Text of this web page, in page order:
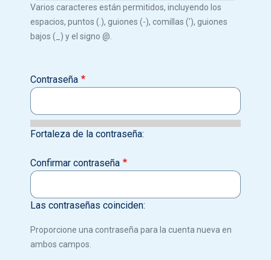
Varios caracteres están permitidos, incluyendo los
espacios, puntos (.), guiones (-), comillas ('), guiones
bajos (_) y el signo @.
Contraseña
Fortaleza de la contraseña:
Confirmar contraseña
Las contraseñas coinciden:
Proporcione una contraseña para la cuenta nueva en
ambos campos.